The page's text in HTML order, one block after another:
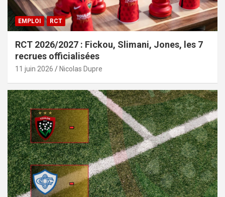
EMPLOI RCT
RCT 2026/2027 : Fickou, Slimani, Jones, les 7
recrues officialisées
11 juin 2026 Nicolas Dupre